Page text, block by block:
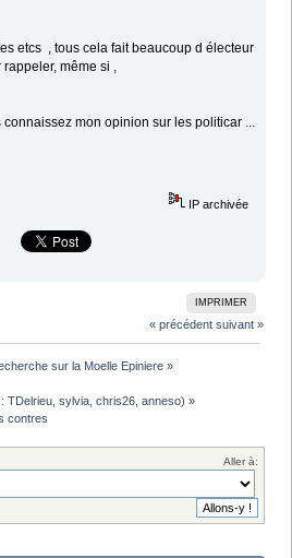
etcs , tous cela fait beaucoup d électeur
même si ,
mon opinion sur les politicar ...
IP archivée
IMPRIMER
« précédent suivant »
sur la Moelle Epiniere »
TDelrieu ,sylvia ,chris26 ,anneso) »
contres
Aller à: